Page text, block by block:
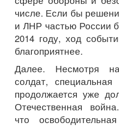
числе. Если бы
и ЛНР частью России
2014 году, ход
благоприятнее.
Далее. Несмотря
солдат,
продолжается уже
Отечественная
что